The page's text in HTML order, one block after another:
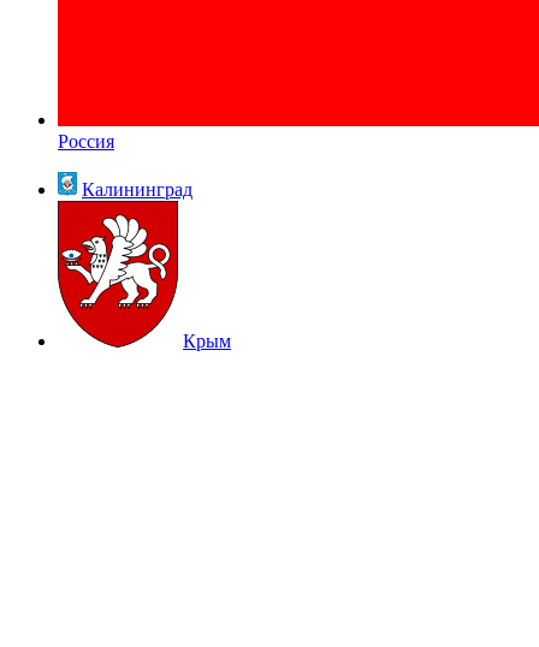
Россия
Калининград
Крым